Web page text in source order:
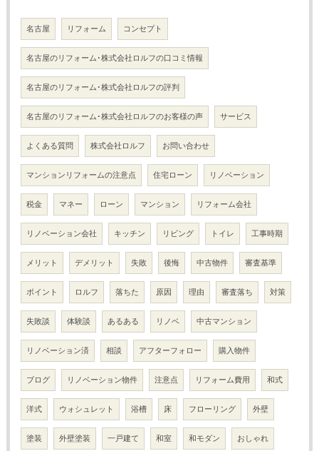
名古屋 リフォーム コンセプト
名古屋のリフォーム･株式会社ロルフの口コミ情報
名古屋のリフォーム･株式会社ロルフの評判
名古屋のリフォーム･株式会社ロルフのお客様の声 サービス
よくある質問 株式会社ロルフ お問い合わせ
マンションリフォームの注意点 住宅ローン リノベーション
税金 マネー ローン マンション リフォーム会社
リノベーション会社 キッチン リビング トイレ 工事時期
メリット デメリット 失敗 後悔 中古物件 審査基準
ポイント ロルフ 落ちた 原因 理由 審査落ち 対策
失敗談 体験談 あるある リノベ 中古マンション
リノベーション済 相談 アフターフォロー 購入物件
ブログ リノベーション物件 注意点 リフォーム費用 和式
洋式 ウォシュレット 浴槽 床 フローリング 外壁
塗装 外壁塗装 一戸建て 和室 和モダン おしゃれ